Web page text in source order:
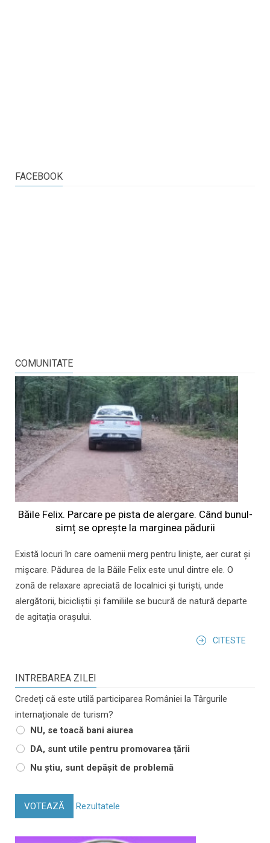
FACEBOOK
COMUNITATE
Băile Felix. Parcare pe pista de alergare. Când bunul-
simț se oprește la marginea pădurii
Există locuri în care oamenii merg pentru liniște, aer curat și
mișcare. Pădurea de la Băile Felix este unul dintre ele. O
zonă de relaxare apreciată de localnici și turiști, unde
alergătorii, bicicliștii și familiile se bucură de natură departe
de agitația orașului.
CITESTE
INTREBAREA ZILEI
Credeți că este utilă participarea României la Târgurile
internaționale de turism?
NU, se toacă bani aiurea
DA, sunt utile pentru promovarea țării
Nu știu, sunt depășit de problemă
VOTEAZĂ Rezultatele